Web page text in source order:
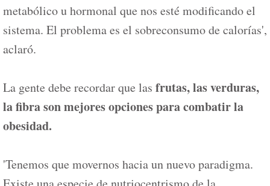
metabólico u hormonal que nos esté modificando el
sistema. El problema es el sobreconsumo de calorías',
aclaró.
La gente debe recordar que las frutas, las verduras,
la fibra son mejores opciones para combatir la
obesidad.
'Tenemos que movernos hacia un nuevo paradigma.